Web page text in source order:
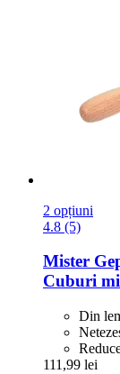
2 opțiuni
4.8 (5)
Mister
Cuburi
Din
111,99 lei